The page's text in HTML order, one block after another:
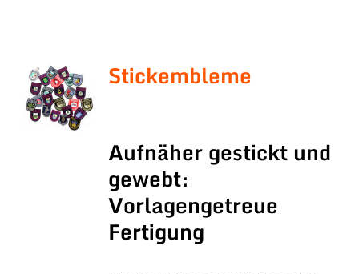
Stickembleme
Aufnäher gestickt und
gewebt:
Vorlagengetreue
Fertigung